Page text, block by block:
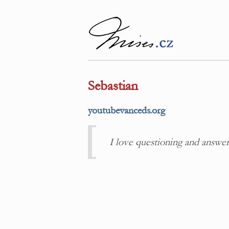
Sebastian
youtubevanceds.org
I love questioning and